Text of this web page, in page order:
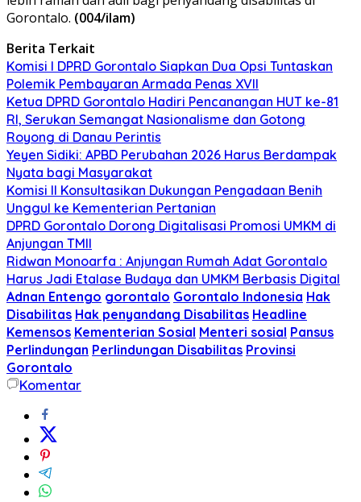
Gorontalo. (004/ilam)
Berita Terkait
Komisi I DPRD Gorontalo Siapkan Dua Opsi Tuntaskan
Polemik Pembayaran Armada Penas XVII
Ketua DPRD Gorontalo Hadiri Pencanangan HUT ke-81
RI, Serukan Semangat Nasionalisme dan Gotong
Royong di Danau Perintis
Yeyen Sidiki: APBD Perubahan 2026 Harus Berdampak
Nyata bagi Masyarakat
Komisi II Konsultasikan Dukungan Pengadaan Benih
Unggul ke Kementerian Pertanian
DPRD Gorontalo Dorong Digitalisasi Promosi UMKM di
Anjungan TMII
Ridwan Monoarfa : Anjungan Rumah Adat Gorontalo
Harus Jadi Etalase Budaya dan UMKM Berbasis Digital
Adnan Entengo gorontalo Gorontalo Indonesia Hak
Disabilitas Hak penyandang Disabilitas Headline
Kemensos Kementerian Sosial Menteri sosial Pansus
Perlindungan Perlindungan Disabilitas Provinsi
Gorontalo
Komentar